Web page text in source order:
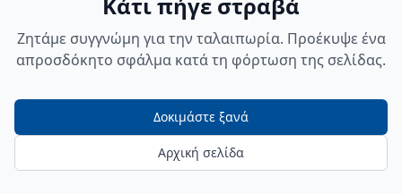
Ζητάμε συγγνώμη για την ταλαιπωρία. Προέκυψε ένα
απροσδόκητο σφάλμα κατά τη φόρτωση της σελίδας.
Δοκιμάστε ξανά
Αρχική σελίδα